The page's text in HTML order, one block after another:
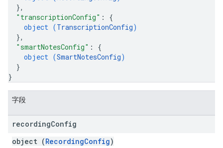
},
"transcriptionConfig" : {
object (TranscriptionConfig)
},
"smartNotesConfig" : {
object (SmartNotesConfig)
}
}
字段
recordingConfig
object (RecordingConfig)